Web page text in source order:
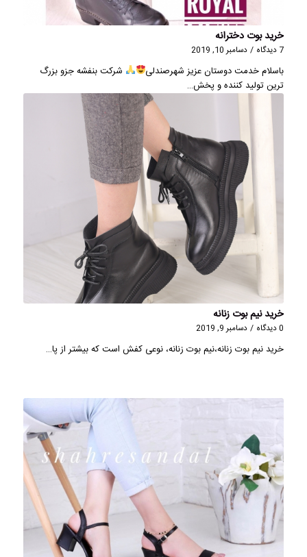
خرید بوت دخترانه
7 دیدگاه / دسامبر 10, 2019
باسلام خدمت دوستان عزیز شهرصندلی
شرکت بنفشه جزو بزرگ
ترین تولید کننده و پخش…
خرید نیم بوت زنانه
0 دیدگاه / دسامبر 9, 2019
خرید نیم بوت زنانه،نیم بوت زنانه، نوعی کفش است که بیشتر از پا…